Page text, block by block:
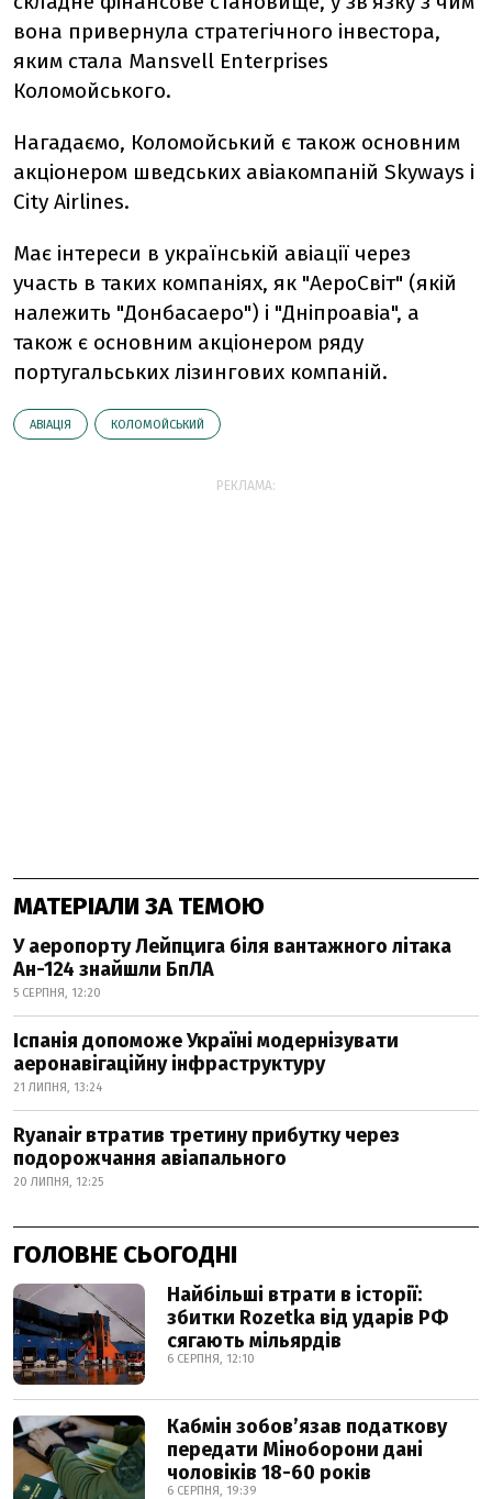
вона привернула стратегічного інвестора,
яким стала Mansvell Enterprises
Коломойського.
Нагадаємо, Коломойський є також основним
акціонером шведських авіакомпаній Skyways і
City Airlines.
Має інтереси в українській авіації через
участь в таких компаніях, як "АероСвіт" (якій
належить "Донбасаеро") і "Дніпроавіа", а
також є основним акціонером ряду
португальських лізингових компаній.
АВІАЦІЯ КОЛОМОЙСЬКИЙ
РЕКЛАМА:
МАТЕРІАЛИ ЗА ТЕМОЮ
У аеропорту Лейпцига біля вантажного літака
Ан-124 знайшли БпЛА
5 СЕРПНЯ, 12:20
Іспанія допоможе Україні модернізувати
аеронавігаційну інфраструктуру
21 ЛИПНЯ, 13:24
Ryanair втратив третину прибутку через
подорожчання авіапального
20 ЛИПНЯ, 12:25
ГОЛОВНЕ СЬОГОДНІ
Найбільші втрати в історії:
збитки Rozetka від ударів РФ
сягають мільярдів
6 СЕРПНЯ, 12:10
Кабмін зобовʼязав податкову
передати Міноборони дані
чоловіків 18-60 років
6 СЕРПНЯ, 19:39